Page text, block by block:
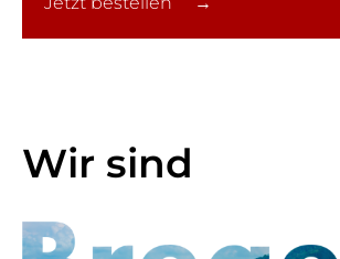
Wir sind